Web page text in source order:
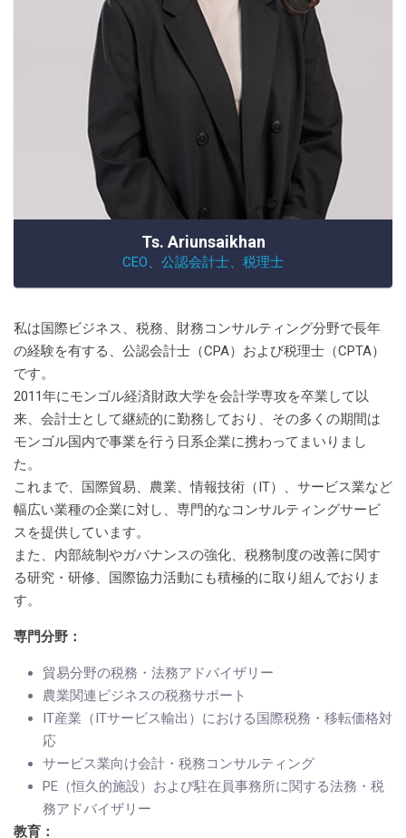
Ts. Ariunsaikhan
CEO、公認会計士、税理士
私は国際ビジネス、税務、財務コンサルティング分野で長年
の経験を有する、公認会計士（CPA）および税理士（CPTA）
です。
2011年にモンゴル経済財政大学を会計学専攻を卒業して以
来、会計士として継続的に勤務しており、その多くの期間は
モンゴル国内で事業を行う日系企業に携わってまいりまし
た。
これまで、国際貿易、農業、情報技術（IT）、サービス業など
幅広い業種の企業に対し、専門的なコンサルティングサービ
スを提供しています。
また、内部統制やガバナンスの強化、税務制度の改善に関す
る研究・研修、国際協力活動にも積極的に取り組んでおりま
す。
専門分野：
貿易分野の税務・法務アドバイザリー
農業関連ビジネスの税務サポート
IT産業（ITサービス輸出）における国際税務・移転価格対
応
サービス業向け会計・税務コンサルティング
PE（恒久的施設）および駐在員事務所に関する法務・税
務アドバイザリー
教育：